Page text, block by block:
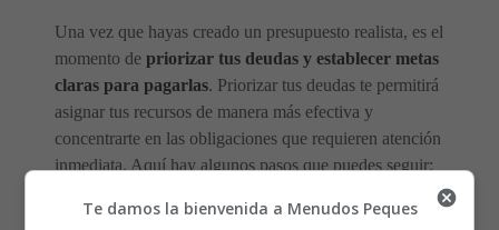
Una vez que hayas creado un presupuesto realista, es el
momento de priorizar tus deudas y establecer metas
claras para pagarlas. Priorizar tus deudas te permitirá
asignar tus recursos de manera más efectiva y
concentrarte en las obligaciones que requieren atención
inmediata. Aquí hay algunos pasos que puedes seguir:
Enumera tus deudas: Haz una lista de todas tus
Te damos la bienvenida a Menudos Peques